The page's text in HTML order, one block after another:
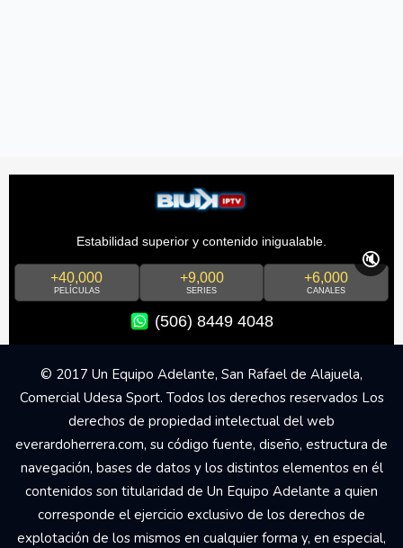
Estabilidad superior y contenido inigualable.
+40,000
PELÍCULAS
+9,000
SERIES
+6,000
CANALES
(506) 8449 4048
🔇
© 2017 Un Equipo Adelante, San Rafael de Alajuela,
Comercial Udesa Sport. Todos los derechos reservados Los
derechos de propiedad intelectual del web
everardoherrera.com, su código fuente, diseño, estructura de
navegación, bases de datos y los distintos elementos en él
contenidos son titularidad de Un Equipo Adelante a quien
corresponde el ejercicio exclusivo de los derechos de
explotación de los mismos en cualquier forma y, en especial,